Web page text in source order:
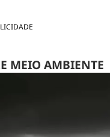
MEIO AMBIENTE